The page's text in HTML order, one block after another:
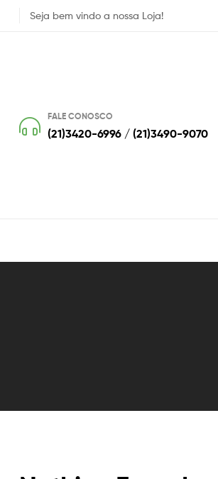
Seja bem vindo a nossa Loja!
FALE CONOSCO
(21)3420-6996 / (21)3490-9070